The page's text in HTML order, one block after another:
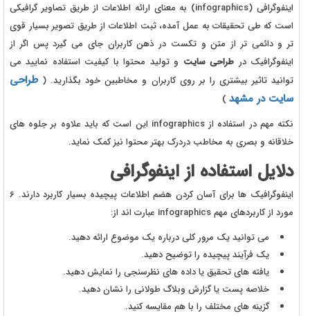
اینفوگرافی (infographics) به معنای ارائه اطلاعات از طریق تصاویر گرافیکی
است که طی تحقیقات به عمل آمده، ثبت اطلاعات از طریق تصویر بسیار قوی
تر و دائمی تر از متن و تکست در ذهن کاربران جای می گیرد پس اگر از
اینفوگرافیک در طراحی سایت و تولید محتوا با کیفیت استفاده نمایید می
توانید تاثیر بیشتری را بر روی کاربران و مخاطبین خود بگذارید. (طراحی
سایت در مشهد )
نکته مهم در استفاده از infographics این است که باید علاوه بر جلوه های
خلاقانه و بصری به مخاطب دردرک بهتر محتوا نیز کمک نماید.
دلایل استفاده از اینفوگرافی
اینفوگرافیک ها برای آسان کردن هضم اطلاعات پیچیده بسیار کاربرد دارند. 6
مورد از کاربردهای مهم infographics عبارت اند از:
می توانید یک مرور کلی درباره یک موضوع ارائه دهید.
یک فرآیند پیچیده را توضیح دهید.
یافته های تحقیق یا داده های نظرسنجی را نمایش دهید.
خلاصه پست یا گزارش وبلاگ طولانی را نشان دهید.
گزینه های مختلف را با هم مقایسه کنید.